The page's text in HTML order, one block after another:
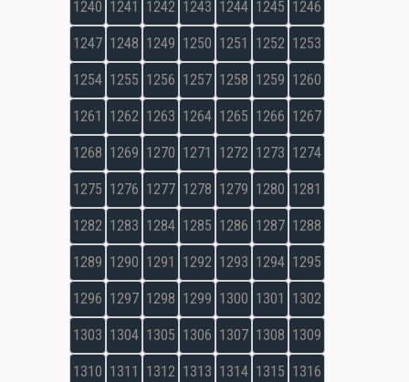
1240 1241 1242 1243 1244 1245 1246
1247 1248 1249 1250 1251 1252 1253
1254 1255 1256 1257 1258 1259 1260
1261 1262 1263 1264 1265 1266 1267
1268 1269 1270 1271 1272 1273 1274
1275 1276 1277 1278 1279 1280 1281
1282 1283 1284 1285 1286 1287 1288
1289 1290 1291 1292 1293 1294 1295
1296 1297 1298 1299 1300 1301 1302
1303 1304 1305 1306 1307 1308 1309
1310 1311 1312 1313 1314 1315 1316